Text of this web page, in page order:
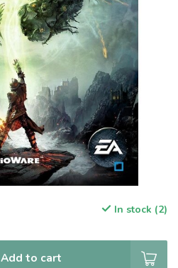
In stock (2)
Add to cart